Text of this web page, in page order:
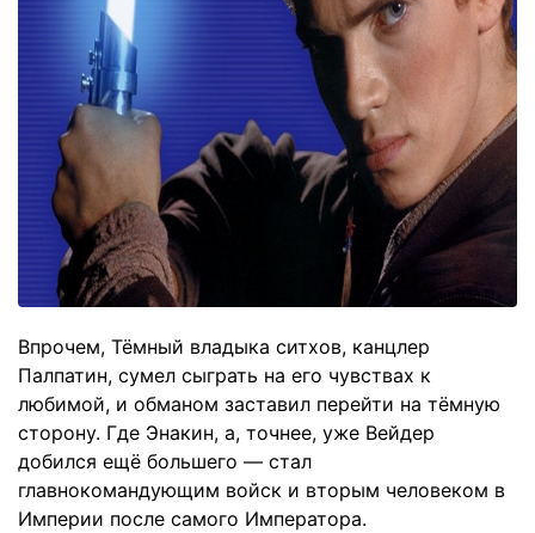
Впрочем, Тёмный владыка ситхов, канцлер
Палпатин, сумел сыграть на его чувствах к
любимой, и обманом заставил перейти на тёмную
сторону. Где Энакин, а, точнее, уже Вейдер
добился ещё большего — стал
главнокомандующим войск и вторым человеком в
Империи после самого Императора.